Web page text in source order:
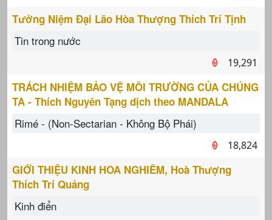
Tưởng Niệm Đại Lão Hòa Thượng Thích Trí Tịnh
Tin trong nước
19,291
TRÁCH NHIỆM BẢO VỆ MÔI TRƯỜNG CỦA CHÚNG
TA - Thích Nguyên Tạng dịch theo MANDALA
Rimé - (Non-Sectarian - Không Bộ Phái)
18,824
GIỚI THIỆU KINH HOA NGHIÊM, Hoà Thượng
Thích Trí Quảng
Kinh điển